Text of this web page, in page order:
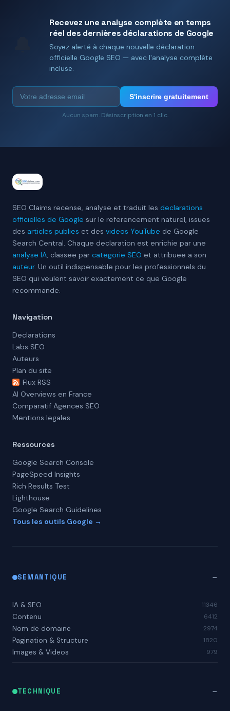
Recevez une analyse complète en temps
réel des dernières déclarations de Google
Soyez alerté à chaque nouvelle déclaration
officielle Google SEO — avec l'analyse complète
incluse.
S'inscrire gratuitement
Aucun spam. Désinscription en 1 clic.
SEO Claims recense, analyse et traduit les declarations
officielles de Google sur le referencement naturel, issues
des articles publies et des videos YouTube de Google
Search Central. Chaque declaration est enrichie par une
analyse IA , classee par categorie SEO et attribuee a son
auteur. Un outil indispensable pour les professionnels du
SEO qui veulent savoir exactement ce que Google
recommande.
Navigation
Declarations
Labs SEO
Auteurs
Plan du site
Flux RSS
AI Overviews en France
Comparatif Agences SEO
Mentions legales
Ressources
Google Search Console
PageSpeed Insights
Rich Results Test
Lighthouse
Google Search Guidelines
Tous les outils Google →
SEMANTIQUE
IA & SEO 11346
Contenu 6412
Nom de domaine 2974
Pagination & Structure 1820
Images & Videos 979
TECHNIQUE